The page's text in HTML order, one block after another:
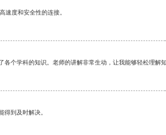
速度和安全性的连接。
个学科的知识。老师的讲解非常生动，让我能够轻松理解知
得到及时解决。